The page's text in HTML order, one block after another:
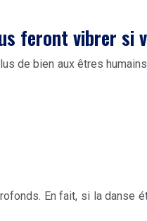
feront vibrer si
de bien aux êtres
En fait, si la danse